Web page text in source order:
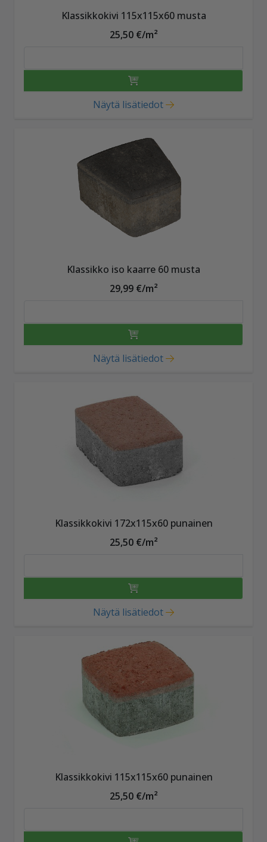
Klassikkokivi 115x115x60 musta
25,50 €/m²
Näytä lisätiedot
Klassikko iso kaarre 60 musta
29,99 €/m²
Näytä lisätiedot
Klassikkokivi 172x115x60 punainen
25,50 €/m²
Näytä lisätiedot
Klassikkokivi 115x115x60 punainen
25,50 €/m²